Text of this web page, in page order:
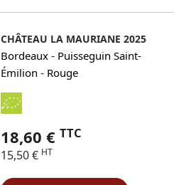
CHÂTEAU LA MAURIANE 2025
Bordeaux - Puisseguin Saint-
Émilion - Rouge
18,60 € TTC
15,50 € HT